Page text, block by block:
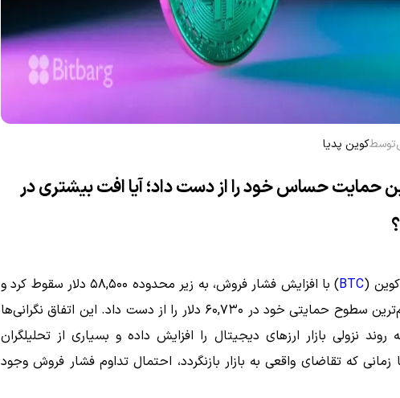
توسطکوین پدیا
حمایت حساس خود را از دست داد؛ آیا افت بیشتری در
(
BTC
) با افزایش فشار فروش، به زیر محدوده ۵۸,۵۰۰ دلار سقوط کرد و
یکی از مهم‌ترین سطوح حمایتی خود در ۶۰,۷۳۰ دلار را از دست داد. این اتفاق نگرانی‌ها
روند نزولی بازار ارزهای دیجیتال را افزایش داده و بسیاری از تحلیلگران
زمانی که تقاضای واقعی به بازار بازنگردد، احتمال تداوم فشار فروش وجود